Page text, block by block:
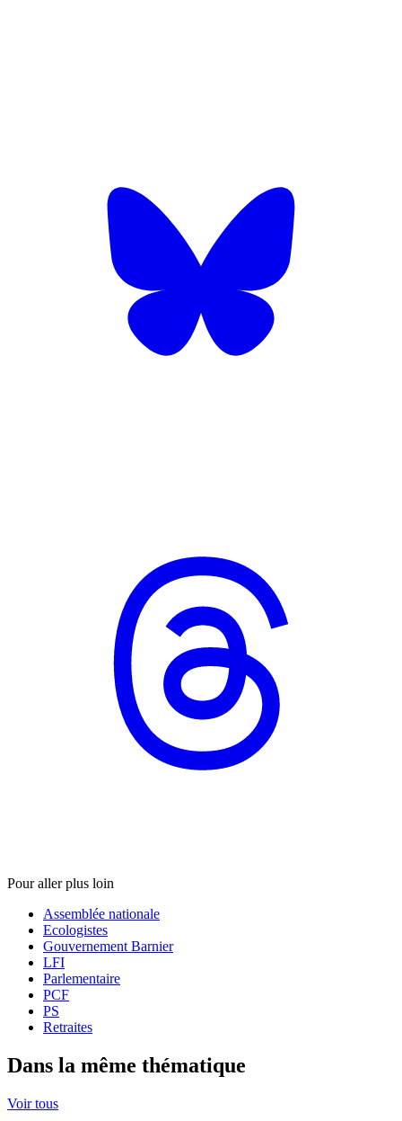
Pour aller plus loin
Assemblée nationale
Ecologistes
Gouvernement Barnier
LFI
Parlementaire
PCF
PS
Retraites
Dans la même thématique
Voir tous